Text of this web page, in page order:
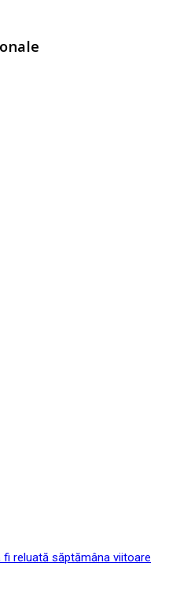
reluată săptămâna viitoare